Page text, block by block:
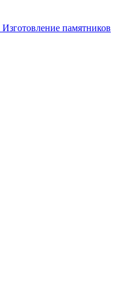
Изготовление памятников